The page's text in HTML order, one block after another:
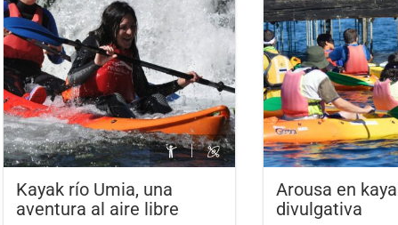
Kayak
Excursiones para colegios en kayak: Bautismo en kayak
Descenso río Umia en kayak para escolares
Excursiones para colegios en kayak, una ruta divulgativa
Yincana acuática
Senderismo
Búsqueda del tesoro para colegios en A Illa de Arousa
Kayak río Umia, una
aventura al aire libre
Arousa en
divulgativa